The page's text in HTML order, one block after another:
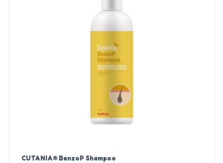
CUTANIA® BenzoP Shampoo